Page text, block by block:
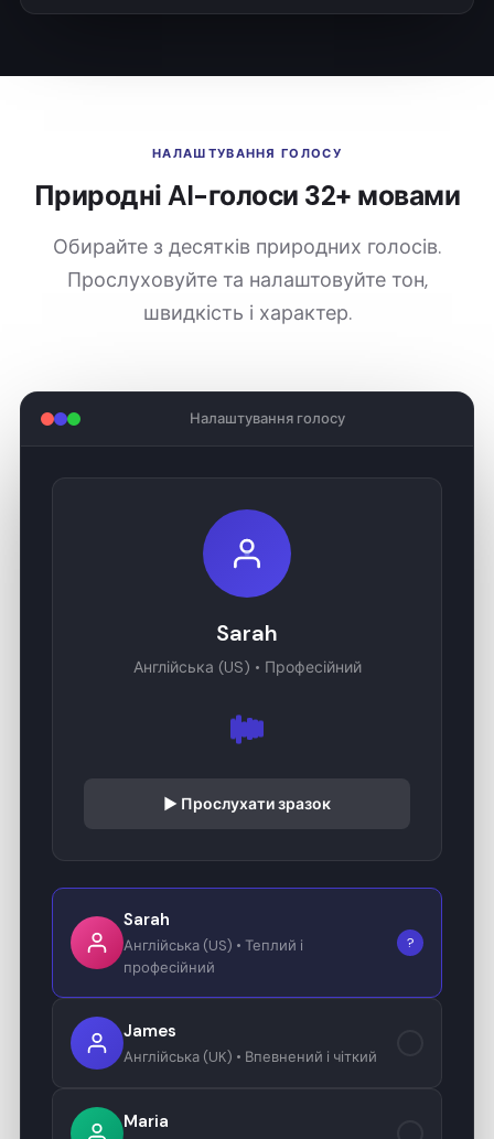
НАЛАШТУВАННЯ ГОЛОСУ
Природні AI-голоси 32+ мовами
Обирайте з десятків природних голосів.
Прослуховуйте та налаштовуйте тон,
швидкість і характер.
Налаштування голосу
Sarah
Англійська (US) • Професійний
▶ Прослухати зразок
Sarah
Англійська (US) • Теплий і
професійний
?
James
Англійська (UK) • Впевнений і чіткий
Maria